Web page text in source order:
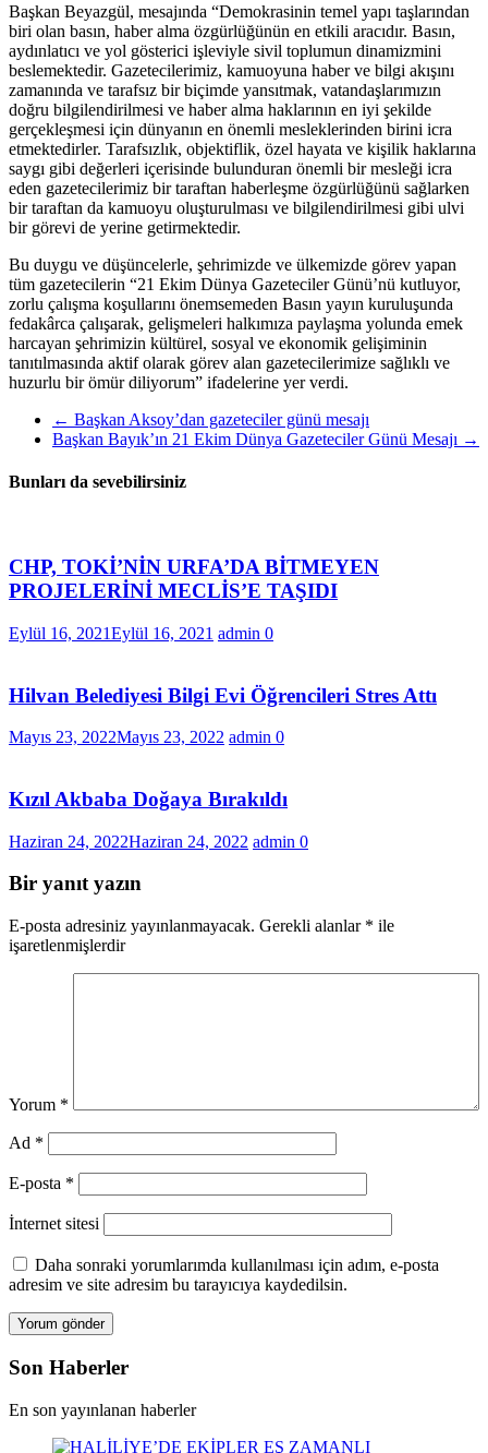
Başkan Beyazgül, mesajında “Demokrasinin temel yapı taşlarından
biri olan basın, haber alma özgürlüğünün en etkili aracıdır. Basın,
aydınlatıcı ve yol gösterici işleviyle sivil toplumun dinamizmini
beslemektedir. Gazetecilerimiz, kamuoyuna haber ve bilgi akışını
zamanında ve tarafsız bir biçimde yansıtmak, vatandaşlarımızın
doğru bilgilendirilmesi ve haber alma haklarının en iyi şekilde
gerçekleşmesi için dünyanın en önemli mesleklerinden birini icra
etmektedirler. Tarafsızlık, objektiflik, özel hayata ve kişilik haklarına
saygı gibi değerleri içerisinde bulunduran önemli bir mesleği icra
eden gazetecilerimiz bir taraftan haberleşme özgürlüğünü sağlarken
bir taraftan da kamuoyu oluşturulması ve bilgilendirilmesi gibi ulvi
bir görevi de yerine getirmektedir.
Bu duygu ve düşüncelerle, şehrimizde ve ülkemizde görev yapan
tüm gazetecilerin “21 Ekim Dünya Gazeteciler Günü’nü kutluyor,
zorlu çalışma koşullarını önemsemeden Basın yayın kuruluşunda
fedakârca çalışarak, gelişmeleri halkımıza paylaşma yolunda emek
harcayan şehrimizin kültürel, sosyal ve ekonomik gelişiminin
tanıtılmasında aktif olarak görev alan gazetecilerimize sağlıklı ve
huzurlu bir ömür diliyorum” ifadelerine yer verdi.
← Başkan Aksoy’dan gazeteciler günü mesajı
Başkan Bayık’ın 21 Ekim Dünya Gazeteciler Günü Mesajı →
Bunları da sevebilirsiniz
CHP, TOKİ’NİN URFA’DA BİTMEYEN
PROJELERİNİ MECLİS’E TAŞIDI
Eylül 16, 2021Eylül 16, 2021 admin 0
Hilvan Belediyesi Bilgi Evi Öğrencileri Stres Attı
Mayıs 23, 2022Mayıs 23, 2022 admin 0
Kızıl Akbaba Doğaya Bırakıldı
Haziran 24, 2022Haziran 24, 2022 admin 0
Bir yanıt yazın
E-posta adresiniz yayınlanmayacak. Gerekli alanlar * ile
işaretlenmişlerdir
Yorum *
Ad *
E-posta *
İnternet sitesi
Daha sonraki yorumlarımda kullanılması için adım, e-posta
adresim ve site adresim bu tarayıcıya kaydedilsin.
Son Haberler
En son yayınlanan haberler